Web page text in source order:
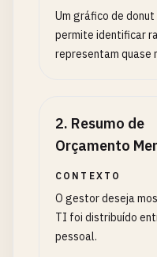
Um gráfico de
permite identificar
representam quase
2. Resumo de
Orçamento
CONTEXTO
O gestor deseja
TI foi distribuído
pessoal.